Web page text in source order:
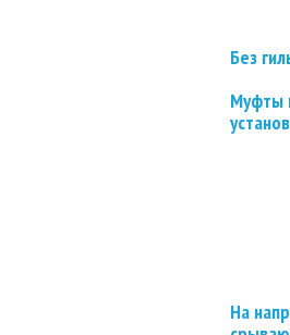
Без
Муфты
На